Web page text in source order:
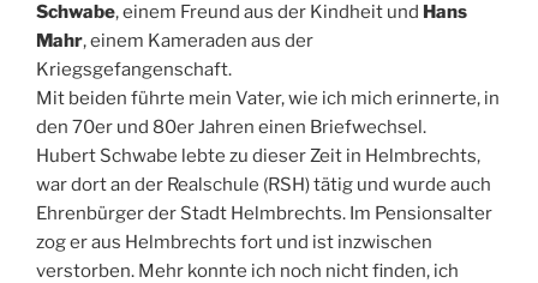
Schwabe, einem Freund aus der Kindheit und Hans
Mahr, einem Kameraden aus der
Kriegsgefangenschaft.
Mit beiden führte mein Vater, wie ich mich erinnerte, in
den 70er und 80er Jahren einen Briefwechsel.
Hubert Schwabe lebte zu dieser Zeit in Helmbrechts,
war dort an der Realschule (RSH) tätig und wurde auch
Ehrenbürger der Stadt Helmbrechts. Im Pensionsalter
zog er aus Helmbrechts fort und ist inzwischen
verstorben. Mehr konnte ich noch nicht finden, ich